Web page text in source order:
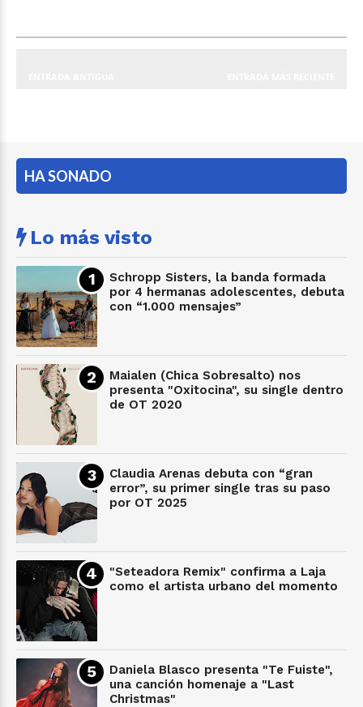
HA SONADO
Lo más visto
Schropp Sisters, la banda formada
por 4 hermanas adolescentes, debuta
con “1.000 mensajes”
Maialen (Chica Sobresalto) nos
presenta "Oxitocina", su single dentro
de OT 2020
Claudia Arenas debuta con “gran
error”, su primer single tras su paso
por OT 2025
"Seteadora Remix" confirma a Laja
como el artista urbano del momento
Daniela Blasco presenta "Te Fuiste",
una canción homenaje a "Last
Christmas"